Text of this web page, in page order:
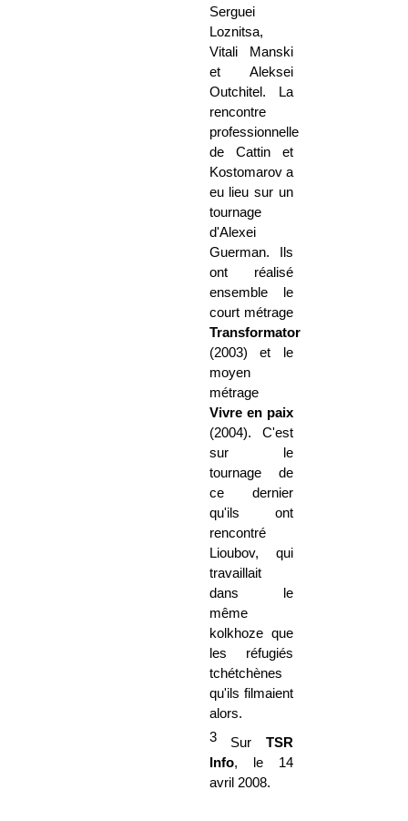
Serguei
Loznitsa,
Vitali Manski
et Aleksei
Outchitel. La
rencontre
professionnelle
de Cattin et
Kostomarov a
eu lieu sur un
tournage
d'Alexei
Guerman. Ils
ont réalisé
ensemble le
court métrage
Transformator
(2003) et le
moyen
métrage
Vivre en paix
(2004). C'est
sur le
tournage de
ce dernier
qu'ils ont
rencontré
Lioubov, qui
travaillait
dans le
même
kolkhoze que
les réfugiés
tchétchènes
qu'ils filmaient
alors.
3SurTSR
Info, le 14
avril 2008.